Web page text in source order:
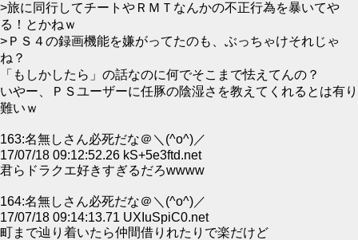
>旅に同行してチートやＲＭＴなんかの不正行為を暴いてや
る！とかねｗ
>ＰＳ４の録画機能を嫌がってたのも、ぶっちゃけそれじゃ
ね？
「もしかしたら」の話なのに何でそこまで怯えてんの？
いやー、ＰＳユーザーに任豚の陰湿さを教えてくれるとは有り
難いｗ
163:名無しさん必死だな＠＼(^o^)／
17/07/18 09:12:52.26 kS+5e3ftd.net
君らドラクエ好きすぎるだろwwww
164:名無しさん必死だな＠＼(^o^)／
17/07/18 09:14:13.71 UXIuSpiC0.net
町まで辿り着いたら仲間借りれたりで楽だけど